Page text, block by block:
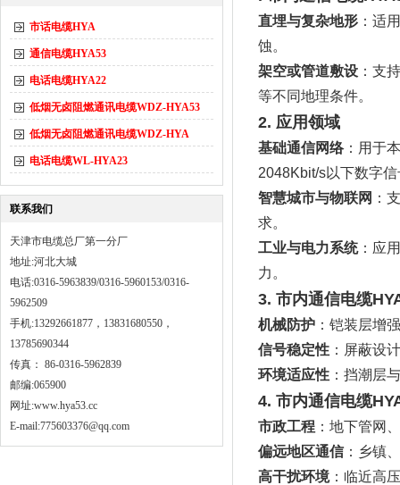
市话电缆HYA
通信电缆HYA53
电话电缆HYA22
低烟无卤阻燃通讯电缆WDZ-HYA53
低烟无卤阻燃通讯电缆WDZ-HYA
电话电缆WL-HYA23
联系我们
天津市电缆总厂第一分厂
地址:河北大城
电话:0316-5963839/0316-5960153/0316-
5962509
手机:13292661877，13831680550，
13785690344
传真： 86-0316-5962839
邮编:065900
网址:www.hya53.cc
E-mail:775603376@qq.com
直埋与复杂地形：适
蚀。
架空或管道敷设：支
等不同地理条件。
2. ‌ 应用领域
基础通信网络：用于
2048Kbit/s以下数字信
智慧城市与物联网 ：
求。
工业与电力系统：应
力 。
3. ‌市内通信电缆
机械防护：铠装层增
信号稳定性：屏蔽设
环境适应性：挡潮层
4. ‌市内通信电缆
市政工程：地下管网
偏远地区通信：乡镇
高干扰环境：临近高